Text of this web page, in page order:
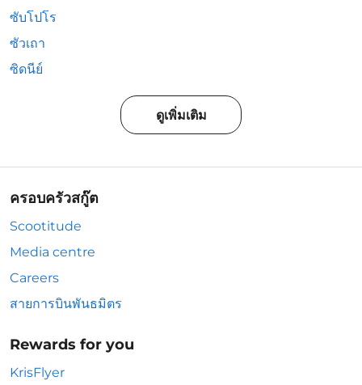
ซับโปโร
ซัวเถา
ซิดนีย์
ดูเพิ่มเติม
ครอบครัวสกู๊ต
Scootitude
Media centre
Careers
สายการบินพันธมิตร
Rewards for you
KrisFlyer